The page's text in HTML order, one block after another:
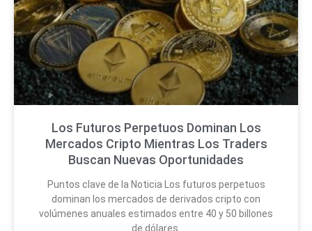
Los Futuros Perpetuos Dominan Los
Mercados Cripto Mientras Los Traders
Buscan Nuevas Oportunidades
Puntos clave de la Noticia Los futuros perpetuos
dominan los mercados de derivados cripto con
volúmenes anuales estimados entre 40 y 50 billones
de dólares.